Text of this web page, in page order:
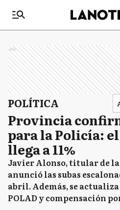
Ads
POLÍTICA
Provincia
para la Policía:
llega a 11%
Javier Alonso, titular de
anunció las subas
abril. Además, se
POLAD y compensación